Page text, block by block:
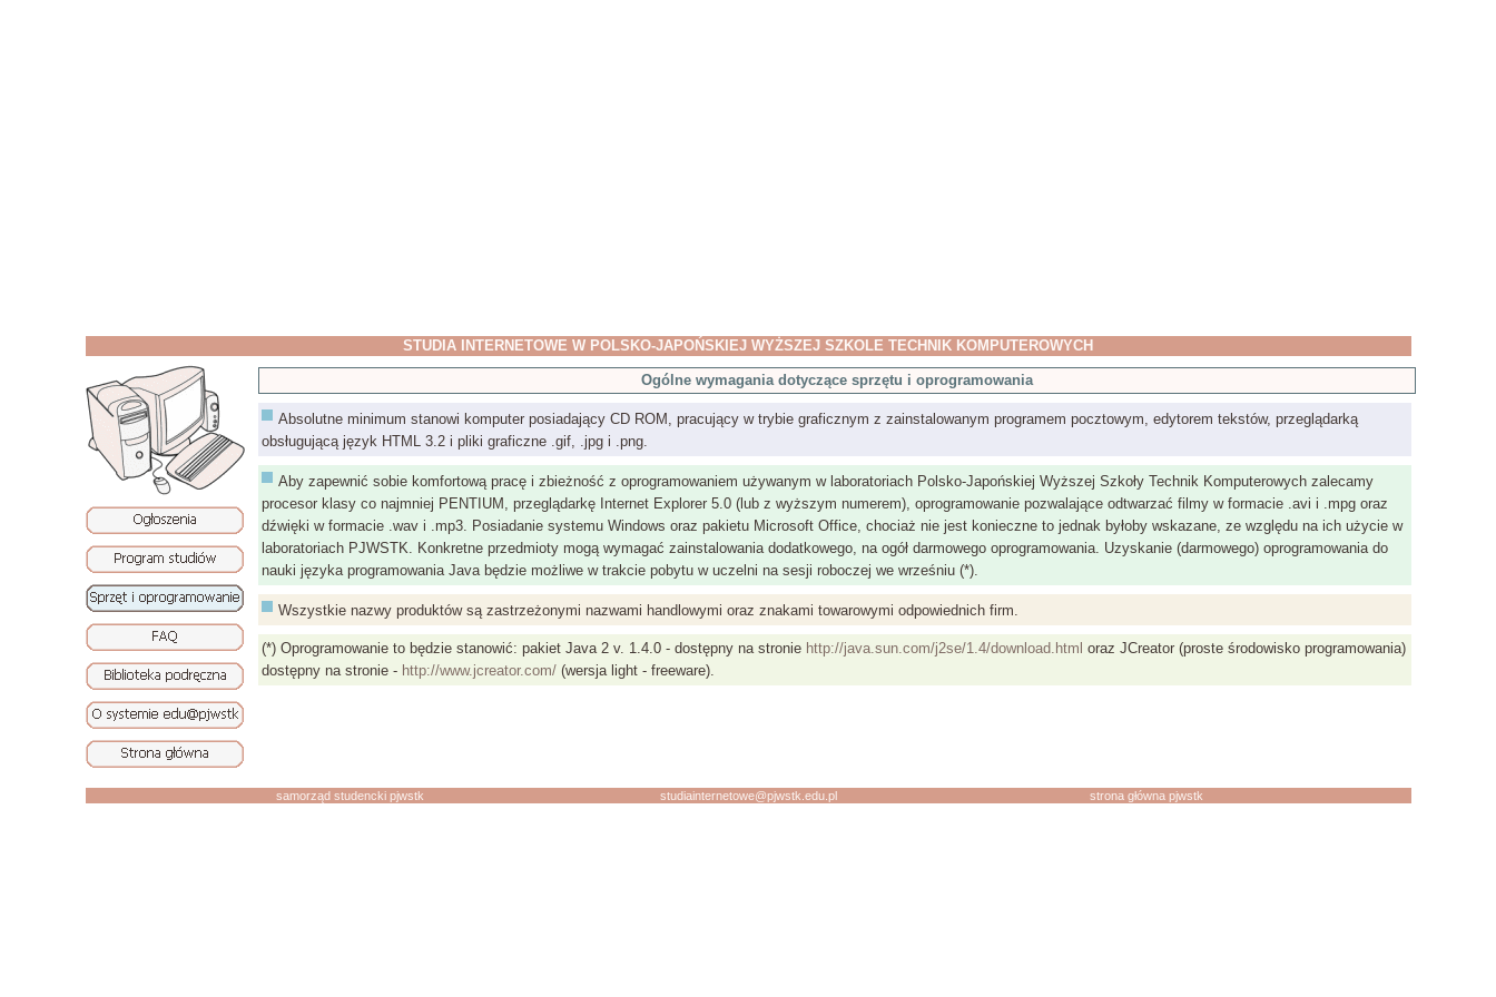
STUDIA INTERNETOWE W POLSKO-JAPOŃSKIEJ WYŻSZEJ SZKOLE TECHNIK KOMPUTEROWYCH
Ogólne wymagania dotyczące sprzętu i oprogramowania
Absolutne minimum stanowi komputer posiadający CD ROM, pracujący w trybie graficznym z zainstalowanym programem pocztowym, edytorem tekstów, przeglądarką
obsługującą język HTML 3.2 i pliki graficzne .gif, .jpg i .png.
Aby zapewnić sobie komfortową pracę i zbieżność z oprogramowaniem używanym w laboratoriach Polsko-Japońskiej Wyższej Szkoły Technik Komputerowych zalecamy
procesor klasy co najmniej PENTIUM, przeglądarkę Internet Explorer 5.0 (lub z wyższym numerem), oprogramowanie pozwalające odtwarzać filmy w formacie .avi i .mpg oraz
dźwięki w formacie .wav i .mp3. Posiadanie systemu Windows oraz pakietu Microsoft Office, chociaż nie jest konieczne to jednak byłoby wskazane, ze względu na ich użycie w
laboratoriach PJWSTK. Konkretne przedmioty mogą wymagać zainstalowania dodatkowego, na ogół darmowego oprogramowania. Uzyskanie (darmowego) oprogramowania do
nauki języka programowania Java będzie możliwe w trakcie pobytu w uczelni na sesji roboczej we wrześniu (*).
Wszystkie nazwy produktów są zastrzeżonymi nazwami handlowymi oraz znakami towarowymi odpowiednich firm.
(*) Oprogramowanie to będzie stanowić: pakiet Java 2 v. 1.4.0 - dostępny na stronie http://java.sun.com/j2se/1.4/download.html oraz JCreator (proste środowisko programowania)
dostępny na stronie - http://www.jcreator.com/(wersja light - freeware).
samorząd studencki pjwstk studiainternetowe@pjwstk.edu.pl strona główna pjwstk